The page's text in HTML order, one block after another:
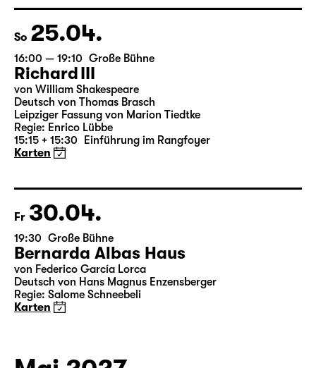
18:45 + 19:00 Einführung im Rangfoyer
Karten
So 25.04.
16:00 — 19:10 Große Bühne
Richard III
von William Shakespeare
Deutsch von Thomas Brasch
15:15 + 15:30 Einführung im Rangfoyer
Karten
Fr 30.04.
19:30 Große Bühne
Bernarda Albas Haus
Karten